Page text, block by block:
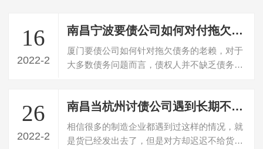
16
2022-2
南昌宁波要债公司如何对付拖欠款的老赖？
厦门要债公司如何针对拖欠债务的老赖，对于
大多数债务问题而言，债权人并不缺乏债务关
26
2022-2
南昌当杭州讨债公司遇到长期不还货款公司怎么处理
相信很多的制造企业都遇到过这样的情况，就
是货已经发出去了，但是对方却迟迟不给货